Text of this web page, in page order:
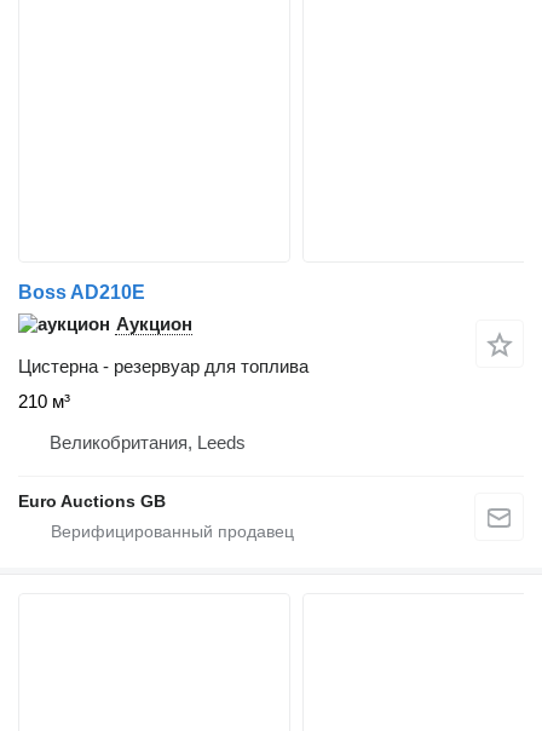
Boss AD210E
Аукцион
Цистерна - резервуар для топлива
210 м³
Великобритания, Leeds
Euro Auctions GB